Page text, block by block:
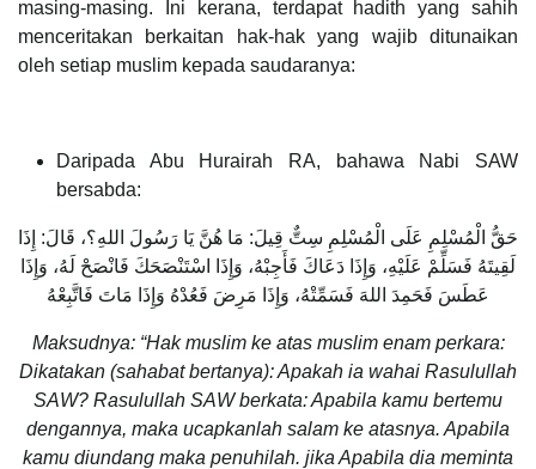
masing-masing. Ini kerana, terdapat hadith yang sahih
menceritakan berkaitan hak-hak yang wajib ditunaikan
oleh setiap muslim kepada saudaranya:
Daripada Abu Hurairah RA, bahawa Nabi SAW
bersabda:
حَقُّ الْمُسْلِمِ عَلَى الْمُسْلِمِ سِتٌّ قِيلَ: مَا هُنَّ يَا رَسُولَ اللهِ؟، قَالَ: إِذَا
لَقِيتَهُ فَسَلِّمْ عَلَيْهِ، وَإِذَا دَعَاكَ فَأَجِبْهُ، وَإِذَا اسْتَنْصَحَكَ فَانْصَحْ لَهُ، وَإِذَا
عَطَسَ فَحَمِدَ اللهَ فَسَمِّتْهُ، وَإِذَا مَرِضَ فَعُدْهُ وَإِذَا مَاتَ فَاتَّبِعْهُ
Maksudnya: “Hak muslim ke atas muslim enam perkara:
Dikatakan (sahabat bertanya): Apakah ia wahai Rasulullah
SAW? Rasulullah SAW berkata: Apabila kamu bertemu
dengannya, maka ucapkanlah salam ke atasnya. Apabila
kamu diundang maka penuhilah. jika Apabila dia meminta